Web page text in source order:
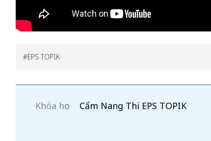
EPS TOPIK
Khóa học Cẩm Nang Thi EPS TOPIK